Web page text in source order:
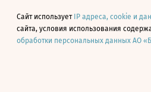
Сайт использует IP адреса, cookie и
сайта, условия использования
обработки персональных данных АО